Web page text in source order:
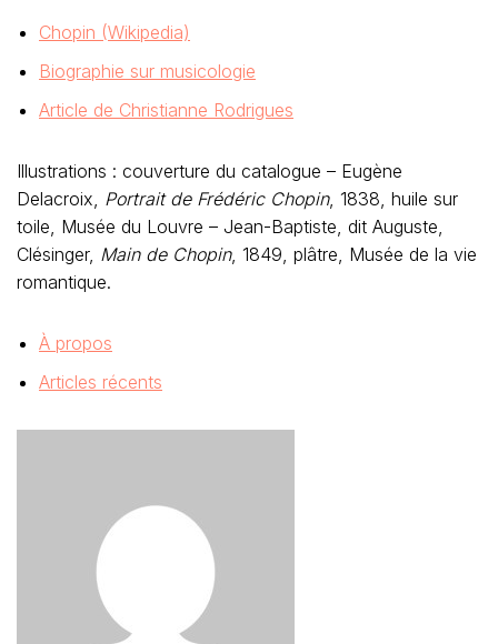
Chopin (Wikipedia)
Biographie sur musicologie
Article de Christianne Rodrigues
Illustrations : couverture du catalogue – Eugène
Delacroix, Portrait de Frédéric Chopin, 1838, huile sur
toile, Musée du Louvre – Jean-Baptiste, dit Auguste,
Clésinger, Main de Chopin, 1849, plâtre, Musée de la vie
romantique.
À propos
Articles récents